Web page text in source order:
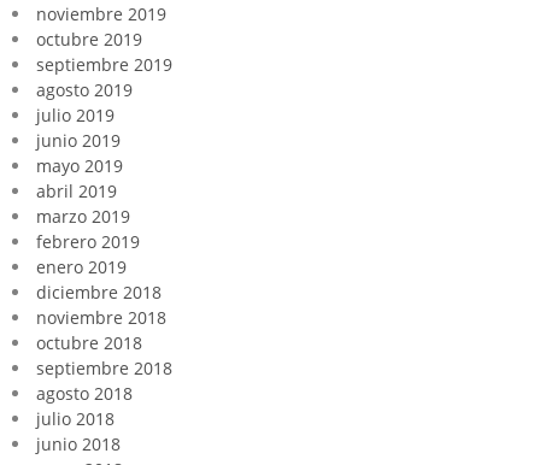
noviembre 2019
octubre 2019
septiembre 2019
agosto 2019
julio 2019
junio 2019
mayo 2019
abril 2019
marzo 2019
febrero 2019
enero 2019
diciembre 2018
noviembre 2018
octubre 2018
septiembre 2018
agosto 2018
julio 2018
junio 2018